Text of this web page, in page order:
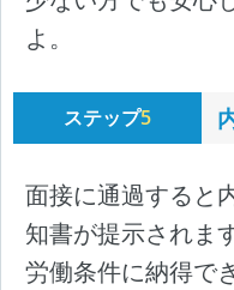
よ。
ステップ5
面接に通過すると
知書が提示されま
労働条件に納得で